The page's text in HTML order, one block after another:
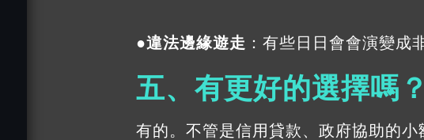
●違法邊緣遊走 ：有些日日會會演變成
五、有更好的選擇嗎？
有的。不管是信用貸款、政府協助的小